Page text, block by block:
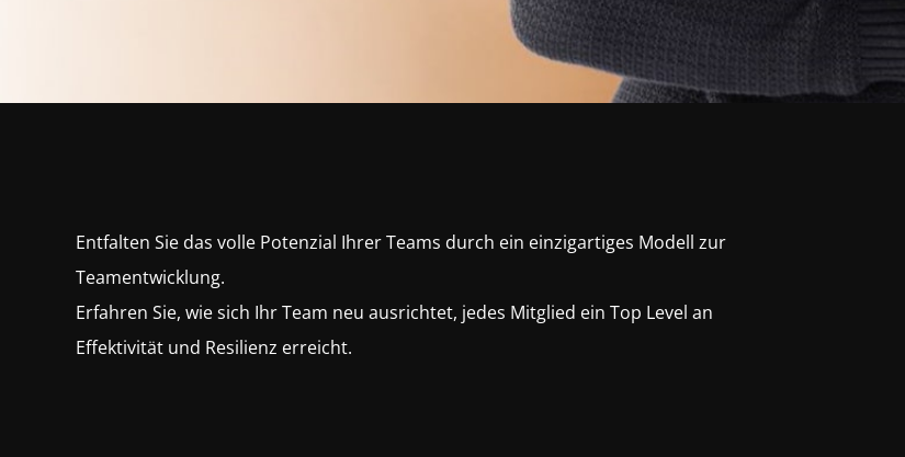
Entfalten Sie das volle Potenzial Ihrer Teams durch ein einzigartiges Modell zur
Teamentwicklung.
Erfahren Sie, wie sich Ihr Team neu ausrichtet, jedes Mitglied ein Top Level an
Effektivität und Resilienz erreicht.